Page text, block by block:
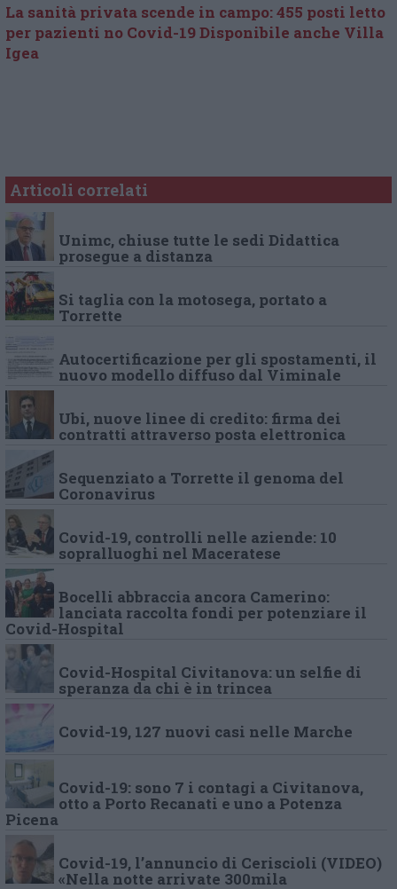
La sanità privata scende in campo: 455 posti letto
per pazienti no Covid-19 Disponibile anche Villa
Igea
Articoli correlati
Unimc, chiuse tutte le sedi Didattica
prosegue a distanza
Si taglia con la motosega, portato a
Torrette
Autocertificazione per gli spostamenti, il
nuovo modello diffuso dal Viminale
Ubi, nuove linee di credito: firma dei
contratti attraverso posta elettronica
Sequenziato a Torrette il genoma del
Coronavirus
Covid-19, controlli nelle aziende: 10
sopralluoghi nel Maceratese
Bocelli abbraccia ancora Camerino:
lanciata raccolta fondi per potenziare il
Covid-Hospital
Covid-Hospital Civitanova: un selfie di
speranza da chi è in trincea
Covid-19, 127 nuovi casi nelle Marche
Covid-19: sono 7 i contagi a Civitanova,
otto a Porto Recanati e uno a Potenza
Picena
Covid-19, l’annuncio di Ceriscioli (VIDEO)
«Nella notte arrivate 300mila